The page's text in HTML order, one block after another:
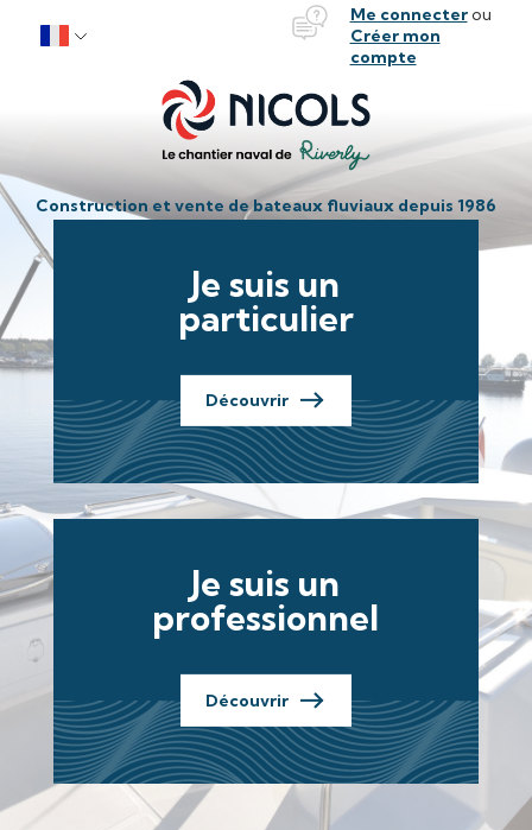
Aller au contenu
Bateaux Nicols Me connecterou
Créer mon
compte
Construction et vente de bateaux fluviaux depuis 1986
Je suis un
particulier
Découvrir
Je suis un
professionnel
Découvrir